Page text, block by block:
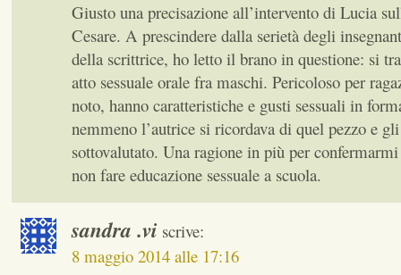
Giusto una precisazione all’intervento di Lucia
Cesare. A prescindere dalla serietà degli
della scrittrice, ho letto il brano in questione: si
atto sessuale orale fra maschi. Pericoloso per
noto, hanno caratteristiche e gusti sessuali in
nemmeno l’autrice si ricordava di quel pezzo e
sottovalutato. Una ragione in più per
non fare educazione sessuale a scuola.
sandra .vi scrive:
8 maggio 2014 alle 17:16